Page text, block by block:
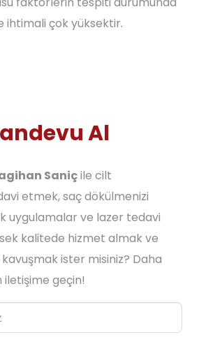
ihtimali çok yüksektir.
Al
Saniçile cilt
etmek, saç dökülmenizi
uygulamalar ve lazer tedavi
kalitede hizmet almak ve
kavuşmak ister misiniz? Daha
geçin!